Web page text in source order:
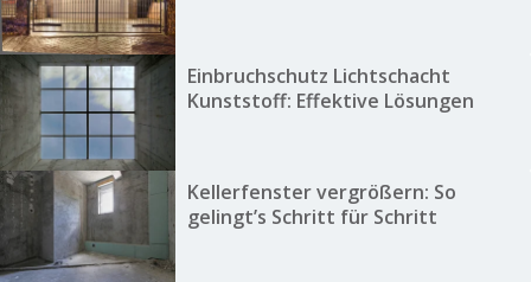
Einbruchschutz Lichtschacht
Kunststoff: Effektive Lösungen
Kellerfenster vergrößern: So
gelingt’s Schritt für Schritt